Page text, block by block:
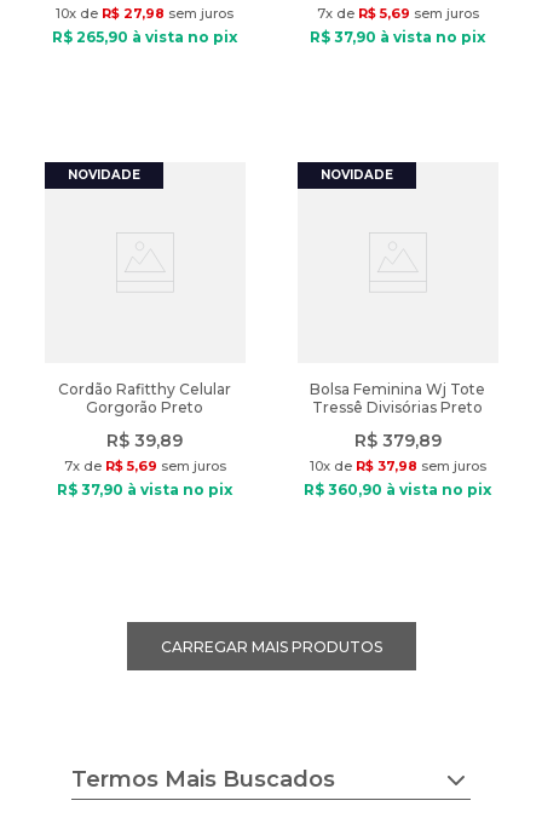
10x de R$ 27,98 sem juros
R$ 265,90 à vista no pix
7x de R$ 5,69 sem juros
R$ 37,90 à vista no pix
Cordão Rafitthy Celular
Gorgorão Preto
R$ 39,89
7x de R$ 5,69 sem juros
R$ 37,90 à vista no pix
Bolsa Feminina Wj Tote
Tressê Divisórias Preto
R$ 379,89
10x de R$ 37,98 sem juros
R$ 360,90 à vista no pix
Termos Mais Buscados